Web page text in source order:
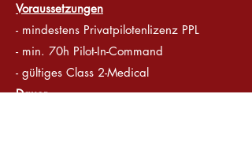
Voraussetzungen
- mindestens Privatpilotenlizenz PPL
- min. 70h Pilot-In-Command
- gültiges Class 2-Medical
Dauer